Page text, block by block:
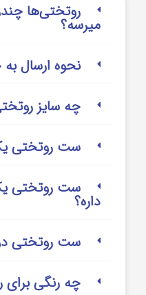
روتختی‌‌ها
میرسه؟
نحوه ارسال
چه سایز
ست روتختی
ست روتختی
داره؟
ست روتختی
چه رنگی برای